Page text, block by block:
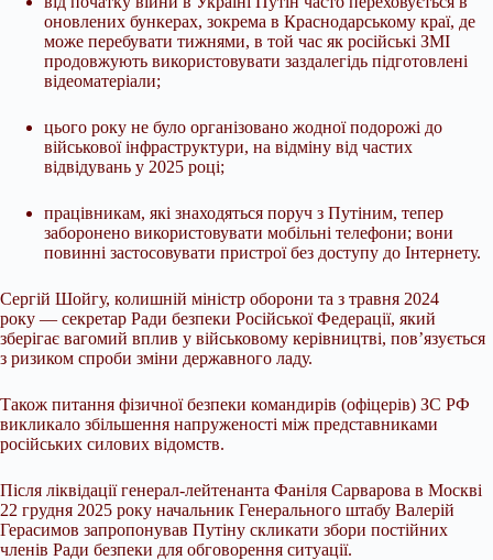
оновлених бункерах, зокрема в Краснодарському краї, де
може перебувати тижнями, в той час як російські ЗМІ
продовжують використовувати заздалегідь підготовлені
відеоматеріали;
цього року не було організовано жодної подорожі до
військової інфраструктури, на відміну від частих
відвідувань у 2025 році;
працівникам, які знаходяться поруч з Путіним, тепер
заборонено використовувати мобільні телефони; вони
повинні застосовувати пристрої без доступу до Інтернету.
Сергій Шойгу, колишній міністр оборони та з травня 2024
року — секретар Ради безпеки Російської Федерації, який
зберігає вагомий вплив у військовому керівництві, пов’язується
з ризиком спроби зміни державного ладу.
Також питання фізичної безпеки командирів (офіцерів) ЗС РФ
викликало збільшення напруженості між представниками
російських силових відомств.
Після ліквідації генерал-лейтенанта Фаніля Сарварова в Москві
22 грудня 2025 року начальник Генерального штабу Валерій
Герасимов запропонував Путіну скликати збори постійних
членів Ради безпеки для обговорення ситуації.